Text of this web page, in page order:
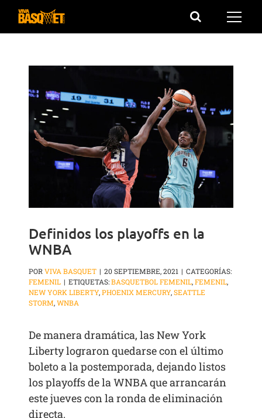
Saltar
Definidos los playoffs en la
WNBA
PORVIVA BASQUET | 20 SEPTIEMBRE, 2021 | CATEGORÍAS:
FEMENIL | ETIQUETAS:BASQUETBOL FEMENIL,FEMENIL,
NEW YORK LIBERTY,PHOENIX MERCURY,SEATTLE
STORM,WNBA
De manera dramática, las New York
Liberty lograron quedarse con el último
boleto a la postemporada, dejando listos
los playoffs de la WNBA que arrancarán
este jueves con la ronda de eliminación
directa.